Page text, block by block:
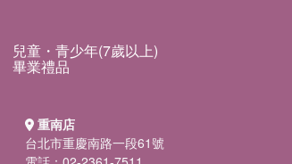
兒童・青少年(7歲以上)
畢業禮品
重南店
台北市重慶南路一段61號